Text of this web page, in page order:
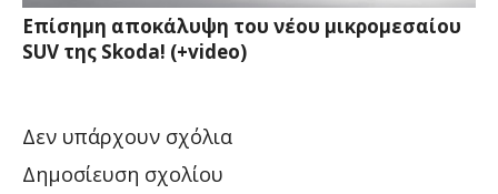
Επίσημη αποκάλυψη του νέου μικρομεσαίου
SUV της Skoda! (+video)
Δεν υπάρχουν σχόλια
Δημοσίευση σχολίου